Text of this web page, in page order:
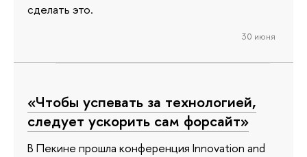
сделать это.
30 июня
«Чтобы успевать за технологией,
следует ускорить сам форсайт»
В Пекине прошла конференция Innovation and